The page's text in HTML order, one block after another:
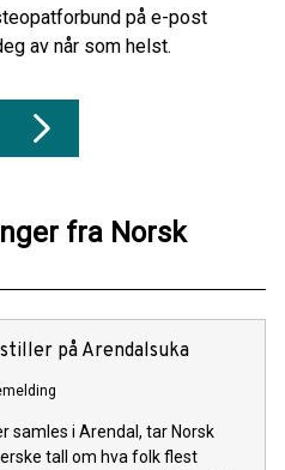
på e-post
av når som helst.
fra Norsk
på Arendalsuka
samles i Arendal, tar Norsk
tall om hva folk flest